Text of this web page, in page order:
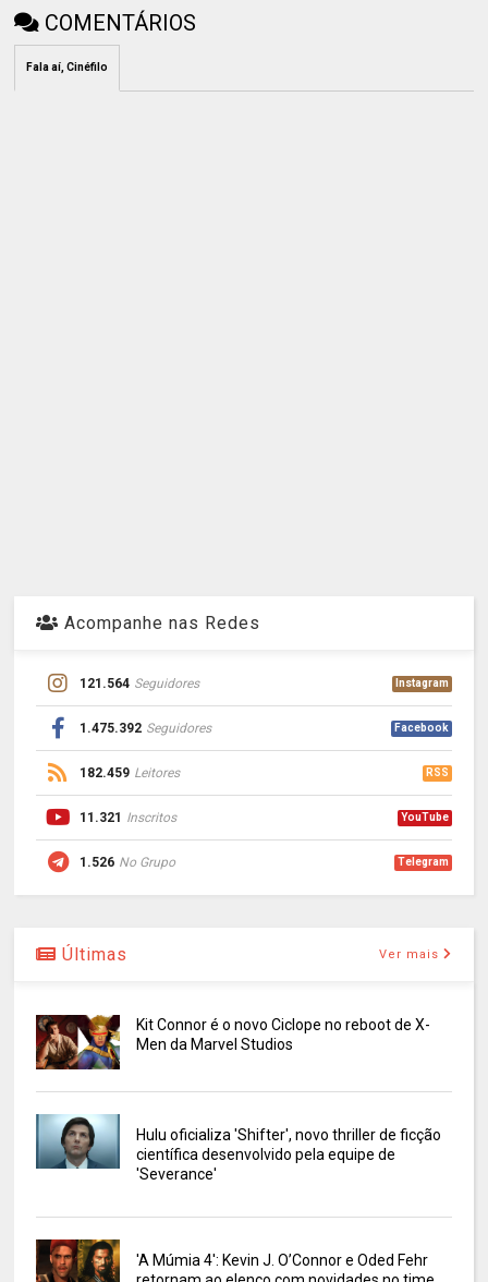
COMENTÁRIOS
Fala aí, Cinéfilo
Acompanhe nas Redes
121.564 Seguidores Instagram
1.475.392 Seguidores Facebook
182.459 Leitores RSS
11.321 Inscritos YouTube
1.526 No Grupo Telegram
Últimas Ver mais
Kit Connor é o novo Ciclope no reboot de X-
Men da Marvel Studios
Hulu oficializa 'Shifter', novo thriller de ficção
científica desenvolvido pela equipe de
'Severance'
'A Múmia 4': Kevin J. O’Connor e Oded Fehr